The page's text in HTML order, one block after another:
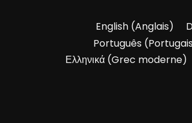
English(Anglais)
Português (
Ελληνικά(Grec moderne)